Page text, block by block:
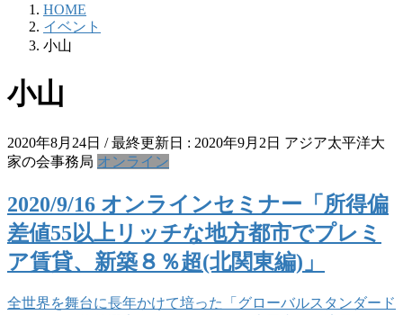
HOME
イベント
小山
小山
2020年8月24日 / 最終更新日 : 2020年9月2日 アジア太平洋大
家の会事務局 オンライン
2020/9/16 オンラインセミナー「所得偏
差値55以上リッチな地方都市でプレミ
ア賃貸、新築８％超(北関東編)」
全世界を舞台に長年かけて培った「グローバルスタンダード